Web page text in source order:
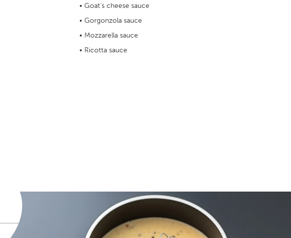
Goat’s cheese sauce
Gorgonzola sauce
Mozzarella sauce
Ricotta sauce